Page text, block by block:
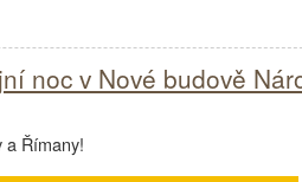
noc v Nové budově
a Římany!